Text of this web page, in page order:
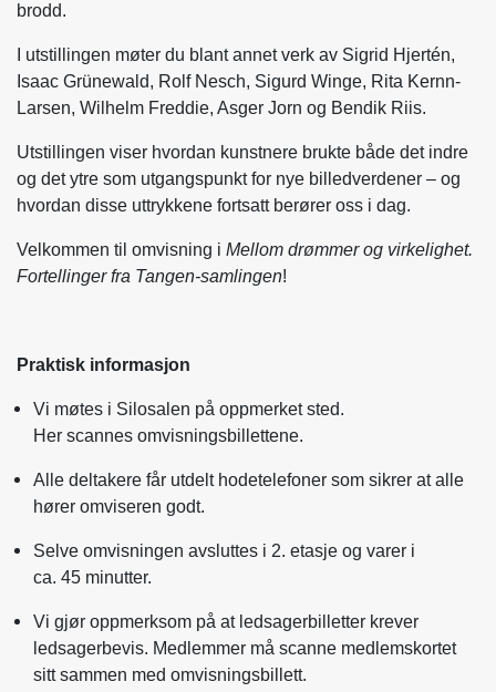
brodd.
I utstillingen møter du blant annet verk av Sigrid Hjertén,
Isaac Grünewald, Rolf Nesch, Sigurd Winge, Rita Kernn-
Larsen, Wilhelm Freddie, Asger Jorn og Bendik Riis.
Utstillingen viser hvordan kunstnere brukte både det indre
og det ytre som utgangspunkt for nye billedverdener – og
hvordan disse uttrykkene fortsatt berører oss i dag.
Velkommen til omvisning i Mellom drømmer og virkelighet.
Fortellinger fra Tangen-samlingen!
Praktisk informasjon
Vi møtes i Silosalen på oppmerket sted.
Her scannes omvisningsbillettene.
Alle deltakere får utdelt hodetelefoner som sikrer at alle
hører omviseren godt.
Selve omvisningen avsluttes i 2. etasje og varer i
ca. 45 minutter.
Vi gjør oppmerksom på at ledsagerbilletter krever
ledsagerbevis. Medlemmer må scanne medlemskortet
sitt sammen med omvisningsbillett.